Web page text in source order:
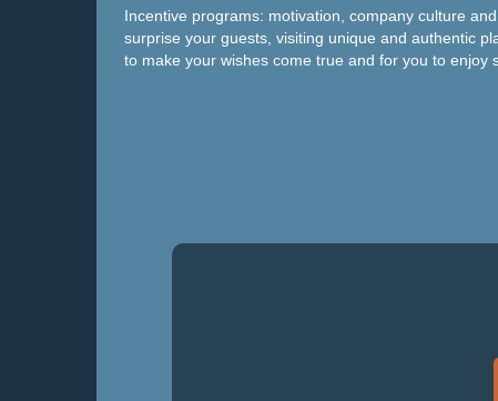
Incentive programs: motivation, company culture
surprise your guests, visiting unique and authentic
to make your wishes come true and for you to enjoy